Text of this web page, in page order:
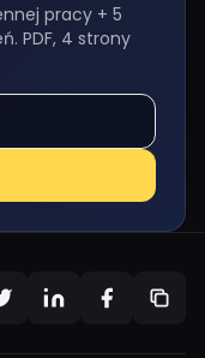
pracy + 5
PDF, 4 strony